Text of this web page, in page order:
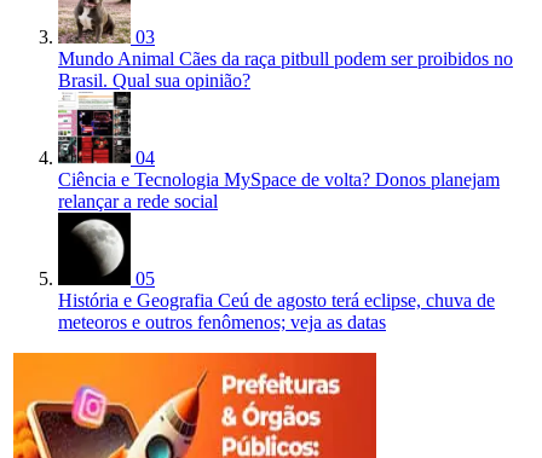
03
Mundo Animal Cães da raça pitbull podem ser proibidos no
Brasil. Qual sua opinião?
04
Ciência e Tecnologia MySpace de volta? Donos planejam
relançar a rede social
05
História e Geografia Ceú de agosto terá eclipse, chuva de
meteoros e outros fenômenos; veja as datas